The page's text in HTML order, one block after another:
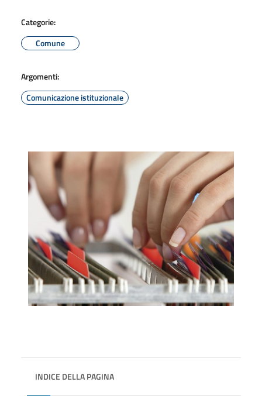
Categorie:
Comune
Argomenti:
Comunicazione istituzionale
INDICE DELLA PAGINA